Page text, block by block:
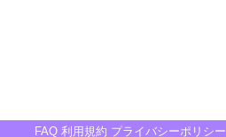
FAQ 利用規約 プライバシーポリシー